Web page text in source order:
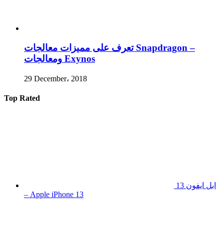
تعرف على مميزات معالجات Snapdragon –
ومعالجات Exynos
29 December، 2018
Top Rated
ابل ايفون 13
– Apple iPhone 13